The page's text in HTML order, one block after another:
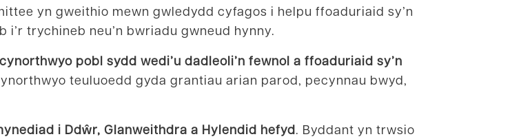
yn gweithio mewn gwledydd cyfagos i helpu ffoaduriaid sy’n
i’r trychineb neu’n bwriadu gwneud hynny.
pobl sydd wedi’u dadleoli’n fewnol a ffoaduriaid sy’n
teuluoedd gyda grantiau arian parod, pecynnau bwyd,
i Ddŵr, Glanweithdra a Hylendid hefyd. Byddant yn trwsio